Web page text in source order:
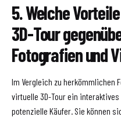
5. Welche
3D-Tour
Fotografien und
Im Vergleich zu herkömmlichen
virtuelle 3D-Tour ein
potenzielle Käufer. Sie können